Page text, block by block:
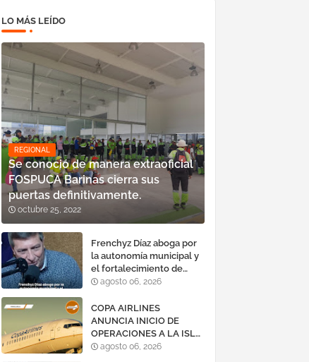
LO MÁS LEÍDO
REGIONAL
Se conoció de manera extraoficial
FOSPUCA Barinas cierra sus
puertas definitivamente.
octubre 25, 2022
Frenchyz Díaz aboga por
la autonomía municipal y
el fortalecimiento de
servicios públicos
agosto 06, 2026
COPA AIRLINES
ANUNCIA INICIO DE
OPERACIONES A LA ISLA
DE MARGARITA,
agosto 06, 2026